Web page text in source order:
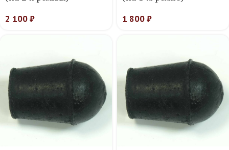
2 100₽ 1 800₽